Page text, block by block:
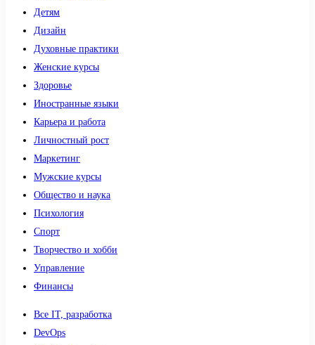
Детям
Дизайн
Духовные практики
Женские курсы
Здоровье
Иностранные языки
Карьера и работа
Личностный рост
Маркетинг
Мужские курсы
Общество и наука
Психология
Спорт
Творчество и хобби
Управление
Финансы
Все IT, разработка
DevOps